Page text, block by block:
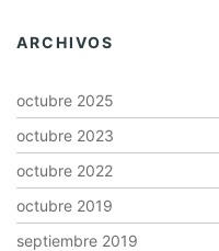
ARCHIVOS
octubre 2025
octubre 2023
octubre 2022
octubre 2019
septiembre 2019